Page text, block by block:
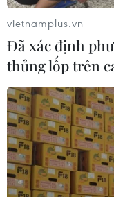
Món ăn truyền
Đêm ẩm thực
10/10/2019 09:34
“Đêm ẩn thực Việt
đặc biệt với khách
vietnamplus.vn
Đã xác định
thủng lốp trên